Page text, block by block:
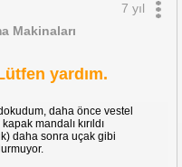
Makinaları
7 yıl
yardım.
daha önce vestel
mandalı kırıldı
daha sonra uçak gibi